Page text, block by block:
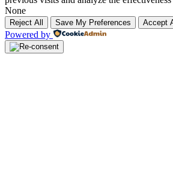
None
Reject All Save My Preferences Accept
Powered by